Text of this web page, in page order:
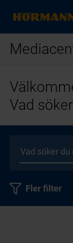
Vad
Fler filter